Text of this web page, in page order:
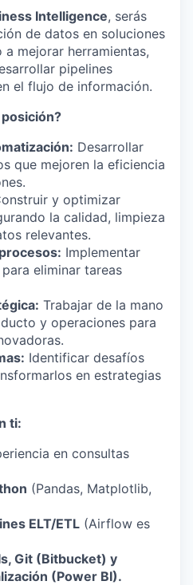
Intelligence, serás
de datos en soluciones
mejorar herramientas,
pipelines
el flujo de información.
Desarrollar
que mejoren la eficiencia
y optimizar
la calidad, limpieza
relevantes.
Implementar
eliminar tareas
Trabajar de la mano
y operaciones para
Identificar desafíos
en estrategias
ti:
en consultas
(Pandas, Matplotlib,
ELT/ETL (Airflow es
Git (Bitbucket) y
(Power BI).